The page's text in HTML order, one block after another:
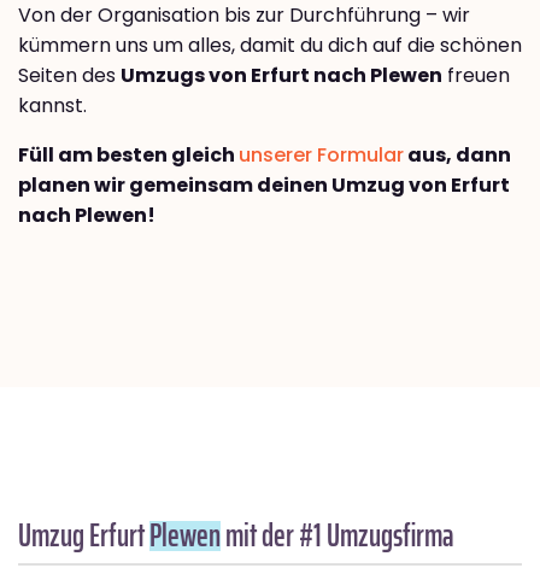
Von der Organisation bis zur Durchführung – wir
kümmern uns um alles, damit du dich auf die schönen
Seiten des Umzugs von Erfurt nach Plewen freuen
kannst.
Füll am besten gleich unserer Formularaus, dann
planen wir gemeinsam deinen Umzug von Erfurt
nach Plewen!
Umzug ErfurtPlewenmit der #1 Umzugsfirma